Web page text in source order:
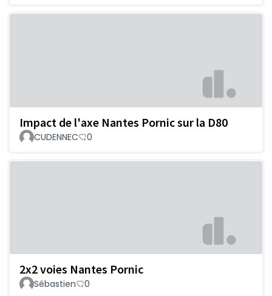
Impact de l'axe Nantes Pornic sur la D80
CUDENNEC 0
2x2 voies Nantes Pornic
Sébastien 0